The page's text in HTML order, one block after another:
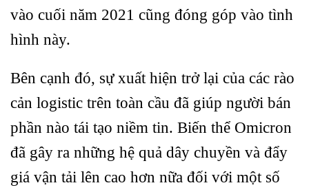
vào cuối năm 2021 cũng đóng góp vào tình
hình này.
Bên cạnh đó, sự xuất hiện trở lại của các rào
cản logistic trên toàn cầu đã giúp người bán
phần nào tái tạo niềm tin. Biến thể Omicron
đã gây ra những hệ quả dây chuyền và đẩy
giá vận tải lên cao hơn nữa đối với một số